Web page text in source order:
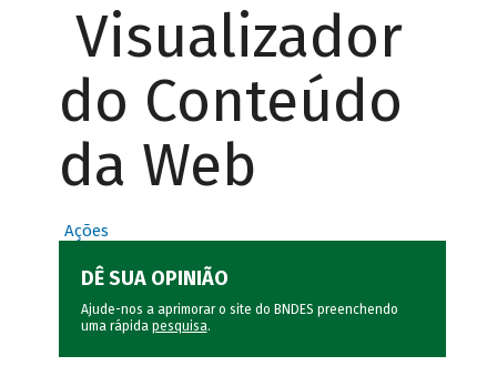
Visualizador
do Conteúdo
da Web
Ações
DÊ SUA OPINIÃO
Ajude-nos a aprimorar o site do BNDES preenchendo
uma rápida pesquisa.